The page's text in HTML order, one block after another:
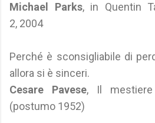
Michael Parks, in Quentin
2, 2004
Perché è sconsigliabile di
allora si è sinceri.
Cesare Pavese, Il mestiere
(postumo 1952)